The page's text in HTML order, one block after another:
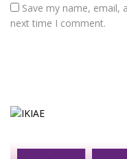
Save my name, email,
next time I comment.